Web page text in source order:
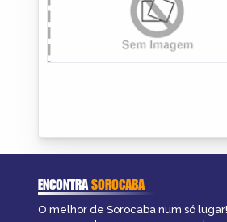
ENCONTRASOROCABA
O melhor de Sorocaba num só